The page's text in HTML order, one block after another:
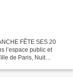
FÊTE SES 20
l’espace public et
de Paris, Nuit